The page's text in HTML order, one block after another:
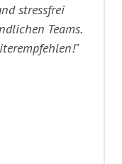
stressfrei
Teams.